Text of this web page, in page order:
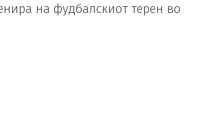
на фудбалскиот терен во